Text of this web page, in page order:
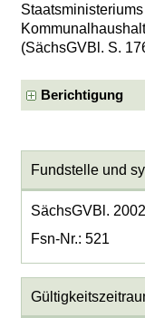
(SächsGVBl. S.
Berichtigung
Fundstelle und
SächsGVBl.
Fsn-Nr.: 521